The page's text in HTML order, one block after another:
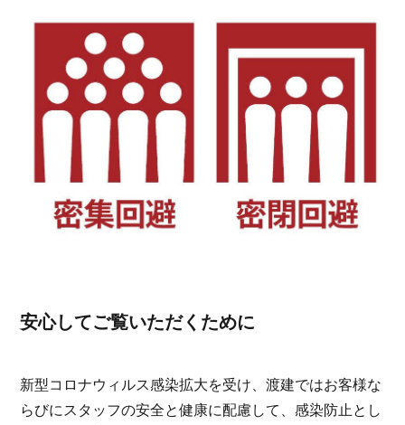
安心してご覧いただくために
新型コロナウィルス感染拡大を受け、渡建ではお客様な
らびにスタッフの安全と健康に配慮して、感染防止とし